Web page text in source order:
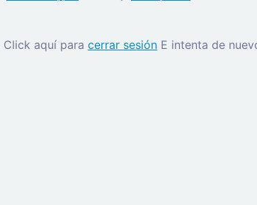
Click aquí para cerrar sesión E intenta de